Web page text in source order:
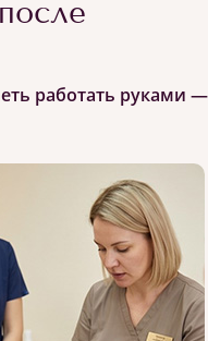
работать руками —